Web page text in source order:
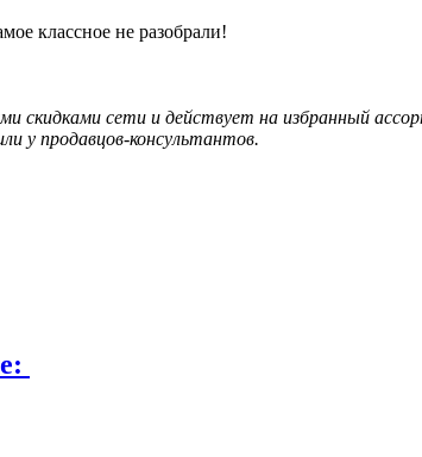
классное не разобрали!
скидками сети и действует на избранный
у продавцов-консультантов.